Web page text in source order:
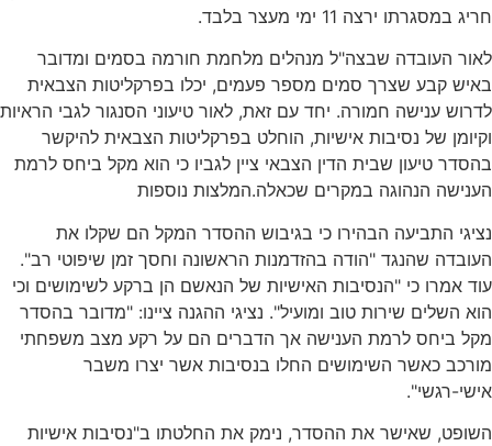
חורמה בסמים ומדובר
בפרקליטות הצבאית
טיעוני הסנגור לגבי הראיות
הצבאית להיקשר
כי הוא מקל ביחס לרמת
נוספות
המקל הם שקלו את
וחסך זמן שיפוטי רב".
הן ברקע לשימושים וכי
ציינו: "מדובר בהסדר
הם על רקע מצב משפחתי
אשר יצרו משבר
ב"נסיבות אישיות